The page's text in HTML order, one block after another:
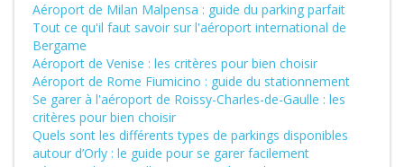
Aéroport de Milan Malpensa : guide du parking parfait
Tout ce qu'il faut savoir sur l'aéroport international de
Bergame
Aéroport de Venise : les critères pour bien choisir
Aéroport de Rome Fiumicino : guide du stationnement
Se garer à l'aéroport de Roissy-Charles-de-Gaulle : les
critères pour bien choisir
Quels sont les différents types de parkings disponibles
autour d’Orly : le guide pour se garer facilement